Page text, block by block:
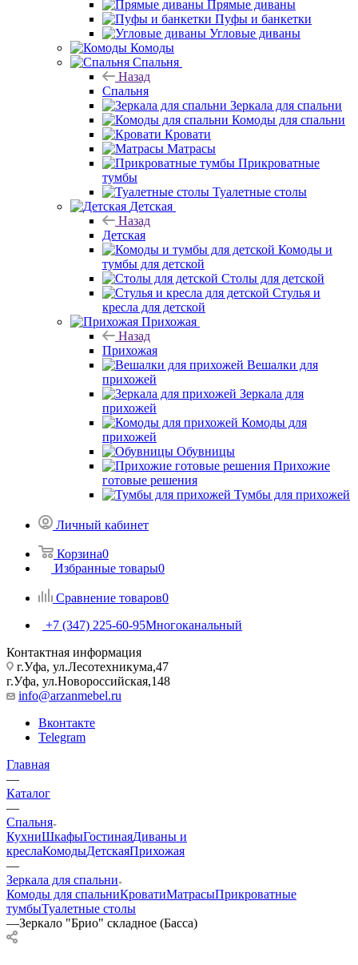
Прямые диваны
Пуфы и банкетки
Угловые диваны
Комоды
Спальня
Назад
Спальня
Зеркала для спальни
Комоды для спальни
Кровати
Матрасы
Прикроватные
тумбы
Туалетные столы
Детская
Назад
Детская
Комоды и
тумбы для детской
Столы для детской
Стулья и
кресла для детской
Прихожая
Назад
Прихожая
Вешалки для
прихожей
Зеркала для
прихожей
Комоды для
прихожей
Обувницы
Прихожие
готовые решения
Тумбы для прихожей
Личный кабинет
Корзина0
Избранные товары0
Сравнение товаров0
+7 (347) 225-60-95Многоканальный
Контактная информация
г.Уфа, ул.Лесотехникума,47
г.Уфа, ул.Новороссийская,148
info@arzanmebel.ru
Вконтакте
Telegram
Главная
—
Каталог
—
Спальня
КухниШкафыГостинаяДиваны и
креслаКомодыДетскаяПрихожая
—
Зеркала для спальни
Комоды для спальниКроватиМатрасыПрикроватные
тумбыТуалетные столы
—Зеркало "Брио" складное (Басса)